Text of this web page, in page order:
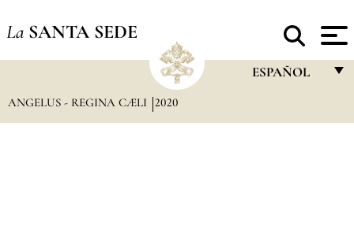
La SANTA SEDE
ESPAÑOL
ANGELUS - REGINA CÆLI 2020